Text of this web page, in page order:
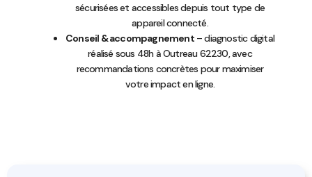
sécurisées et accessibles depuis tout type de
appareil connecté.
Conseil & accompagnement– diagnostic digital
réalisé sous 48h à Outreau 62230, avec
recommandations concrètes pour maximiser
votre impact en ligne.